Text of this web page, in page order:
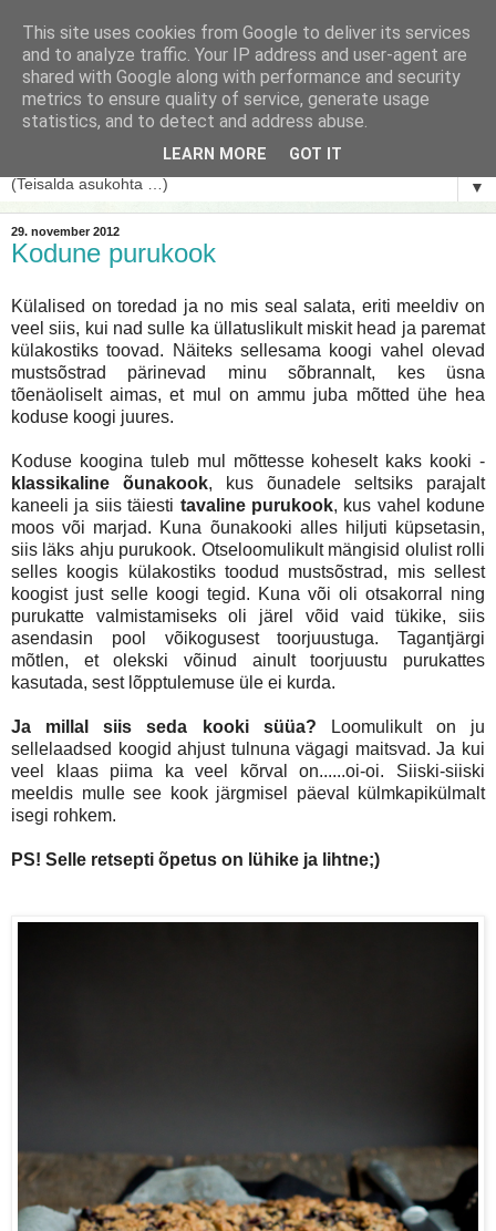
▼
29. november 2012
Kodune purukook
Külalised on toredad ja no mis seal salata, eriti meeldiv on
veel siis, kui nad sulle ka üllatuslikult miskit head ja paremat
külakostiks toovad. Näiteks sellesama koogi vahel olevad
mustsõstrad pärinevad minu sõbrannalt, kes üsna
tõenäoliselt aimas, et mul on ammu juba mõtted ühe hea
koduse koogi juures.
Koduse koogina tuleb mul mõttesse koheselt kaks kooki -
klassikaline õunakook, kus õunadele seltsiks parajalt
kaneeli ja siis täiesti tavaline purukook, kus vahel kodune
moos või marjad. Kuna õunakooki alles hiljuti küpsetasin,
siis läks ahju purukook. Otseloomulikult mängisid olulist rolli
selles koogis külakostiks toodud mustsõstrad, mis sellest
koogist just selle koogi tegid. Kuna või oli otsakorral ning
purukatte valmistamiseks oli järel võid vaid tükike, siis
asendasin pool võikogusest toorjuustuga. Tagantjärgi
mõtlen, et olekski võinud ainult toorjuustu purukattes
kasutada, sest lõpptulemuse üle ei kurda.
Ja millal siis seda kooki süüa? Loomulikult on ju
sellelaadsed koogid ahjust tulnuna vägagi maitsvad. Ja kui
veel klaas piima ka veel kõrval on......oi-oi. Siiski-siiski
meeldis mulle see kook järgmisel päeval külmkapikülmalt
isegi rohkem.
PS! Selle retsepti õpetus on lühike ja lihtne;)
This site uses cookies from Google to deliver its services
and to analyze traffic. Your IP address and user-agent are
shared with Google along with performance and security
metrics to ensure quality of service, generate usage
statistics, and to detect and address abuse.
LEARN MORE GOT IT